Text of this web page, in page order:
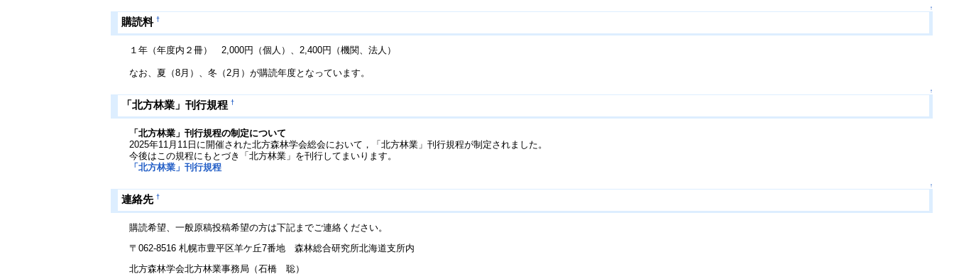
↑
購読料 †
１年（年度内２冊） 2,000円（個人）、2,400円（機関、法人）
なお、夏（8月）、冬（2月）が購読年度となっています。
↑
「北方林業」刊行規程 †
「北方林業」刊行規程の制定について
2025年11月11日に開催された北方森林学会総会において，「北方林業」刊行規程が制定されました。
今後はこの規程にもとづき「北方林業」を刊行してまいります。
「北方林業」刊行規程
↑
連絡先 †
購読希望、一般原稿投稿希望の方は下記までご連絡ください。
〒062-8516 札幌市豊平区羊ケ丘7番地 森林総合研究所北海道支所内
北方森林学会北方林業事務局（石橋 聡）